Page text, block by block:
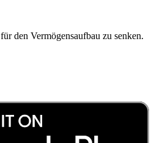
den Vermögensaufbau zu senken.